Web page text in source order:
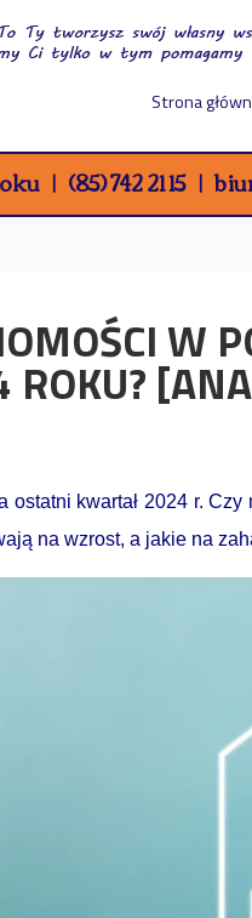
Strona
(85) 742 21 15
W
ostatni kwartał 2024 r.
na wzrost, a jakie na